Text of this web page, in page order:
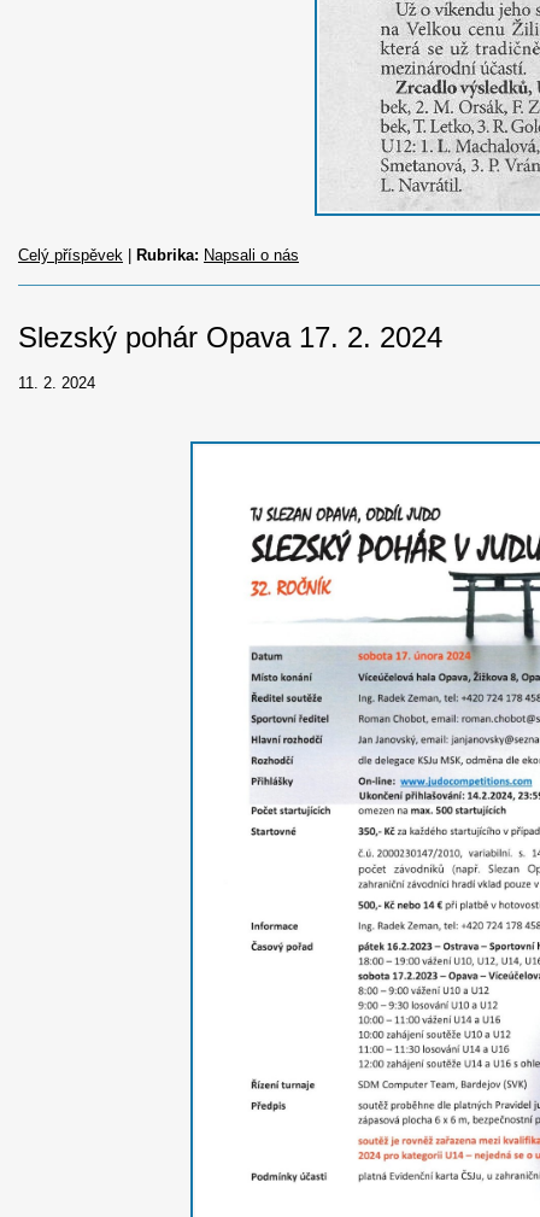
Celý příspěvek Rubrika: Napsali o nás
Slezský pohár Opava 17. 2. 2024
11. 2. 2024